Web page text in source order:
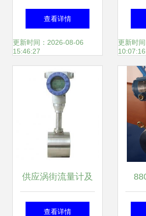
斯TMS-QY3F系列
金属管流量计 ——
精准测流，品质源
于专业
查看详情
更新时间：2026-08-06
15:46:27
电
方式
更新时
10:07:16
供应涡街流量计及
温压补偿功能介绍
查看详情